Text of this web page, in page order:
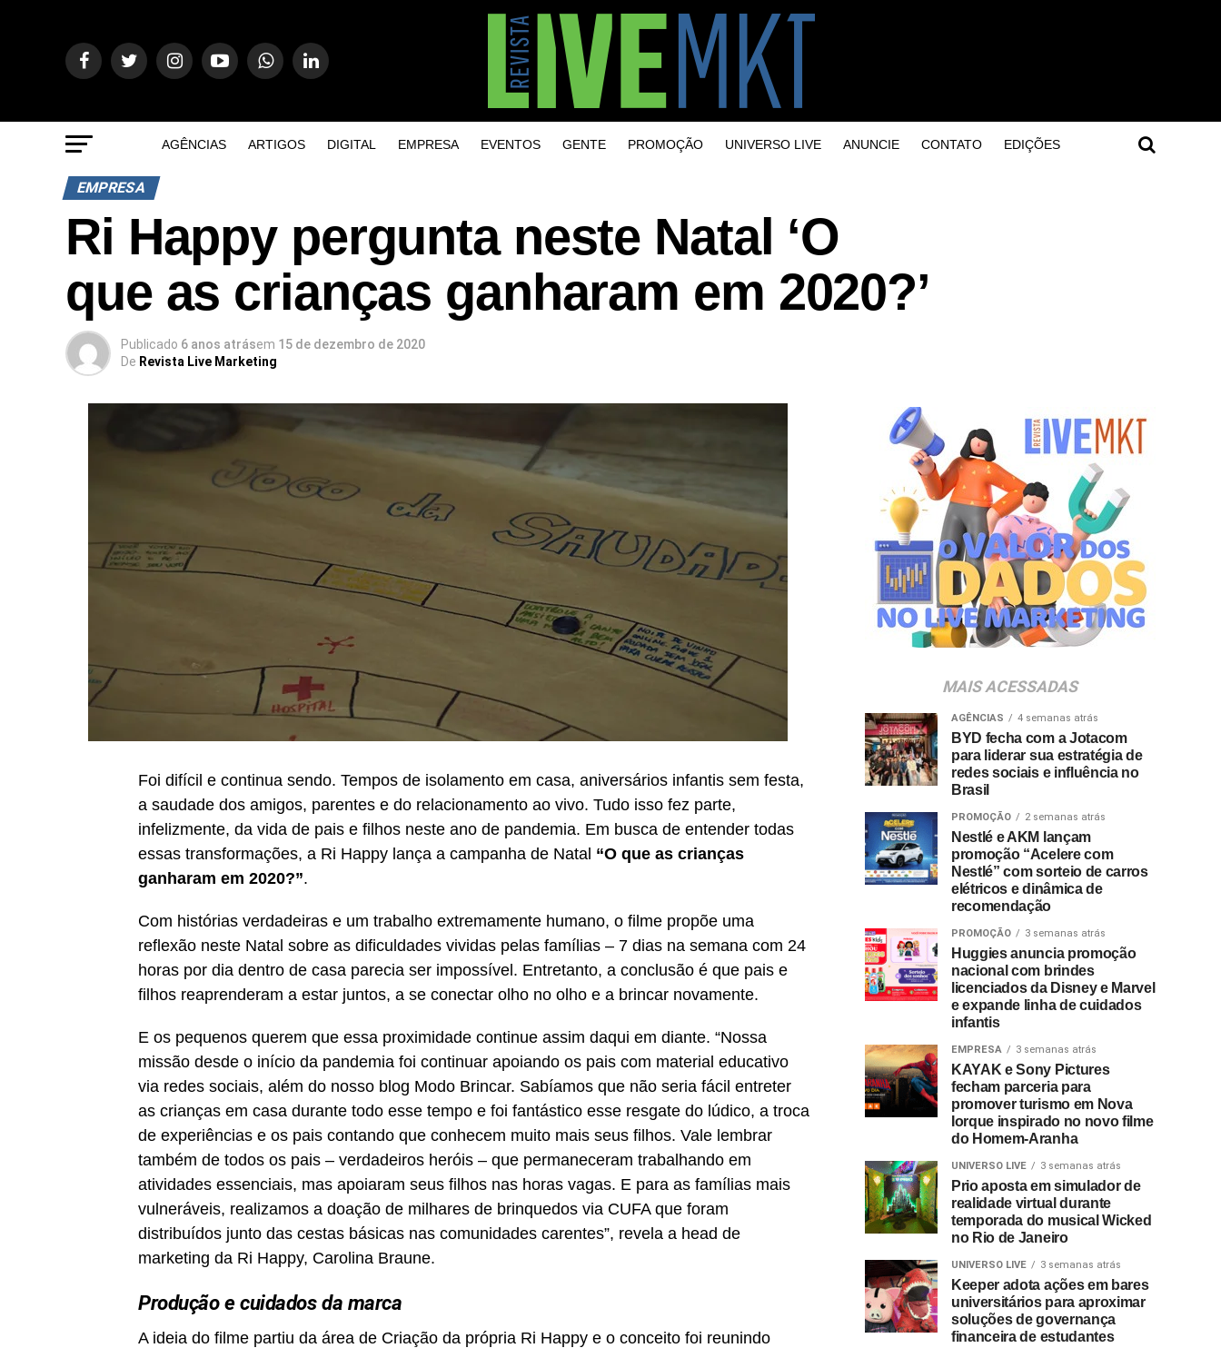
AGÊNCIAS ARTIGOS DIGITAL EMPRESA EVENTOS GENTE PROMOÇÃO UNIVERSO LIVE ANUNCIE CONTATO EDIÇÕES
EMPRESA
Ri Happy pergunta neste Natal ‘O
que as crianças ganharam em 2020?’
Publicado 6 anos atrásem 15 de dezembro de 2020
De Revista Live Marketing
Foi difícil e continua sendo. Tempos de isolamento em casa, aniversários infantis sem festa,
a saudade dos amigos, parentes e do relacionamento ao vivo. Tudo isso fez parte,
infelizmente, da vida de pais e filhos neste ano de pandemia. Em busca de entender todas
essas transformações, a Ri Happy lança a campanha de Natal “O que as crianças
ganharam em 2020?”.
Com histórias verdadeiras e um trabalho extremamente humano, o filme propõe uma
reflexão neste Natal sobre as dificuldades vividas pelas famílias – 7 dias na semana com 24
horas por dia dentro de casa parecia ser impossível. Entretanto, a conclusão é que pais e
filhos reaprenderam a estar juntos, a se conectar olho no olho e a brincar novamente.
E os pequenos querem que essa proximidade continue assim daqui em diante. “Nossa
missão desde o início da pandemia foi continuar apoiando os pais com material educativo
via redes sociais, além do nosso blog Modo Brincar. Sabíamos que não seria fácil entreter
as crianças em casa durante todo esse tempo e foi fantástico esse resgate do lúdico, a troca
de experiências e os pais contando que conhecem muito mais seus filhos. Vale lembrar
também de todos os pais – verdadeiros heróis – que permaneceram trabalhando em
atividades essenciais, mas apoiaram seus filhos nas horas vagas. E para as famílias mais
vulneráveis, realizamos a doação de milhares de brinquedos via CUFA que foram
distribuídos junto das cestas básicas nas comunidades carentes”, revela a head de
marketing da Ri Happy, Carolina Braune.
Produção e cuidados da marca
A ideia do filme partiu da área de Criação da própria Ri Happy e o conceito foi reunindo
MAIS ACESSADAS
AGÊNCIAS 4 semanas atrás
BYD fecha com a Jotacom
para liderar sua estratégia de
redes sociais e influência no
Brasil
PROMOÇÃO 2 semanas atrás
Nestlé e AKM lançam
promoção “Acelere com
Nestlé” com sorteio de carros
elétricos e dinâmica de
recomendação
PROMOÇÃO 3 semanas atrás
Huggies anuncia promoção
nacional com brindes
licenciados da Disney e Marvel
e expande linha de cuidados
infantis
EMPRESA 3 semanas atrás
KAYAK e Sony Pictures
fecham parceria para
promover turismo em Nova
Iorque inspirado no novo filme
do Homem-Aranha
UNIVERSO LIVE 3 semanas atrás
Prio aposta em simulador de
realidade virtual durante
temporada do musical Wicked
no Rio de Janeiro
UNIVERSO LIVE 3 semanas atrás
Keeper adota ações em bares
universitários para aproximar
soluções de governança
financeira de estudantes